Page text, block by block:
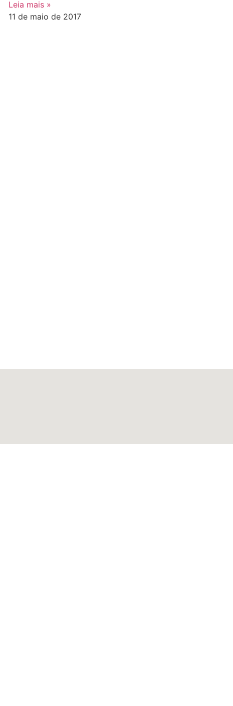
Leia mais »
11 de maio de 2017